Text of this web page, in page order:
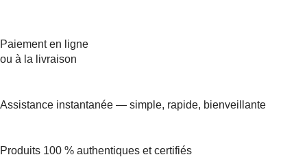
Paiement en ligne
ou à la livraison
Assistance instantanée — simple, rapide, bienveillante
Produits 100 % authentiques et certifiés